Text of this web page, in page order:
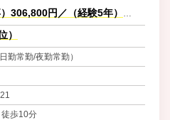
加も病院からの全面公費支援が有り
ます♪ 「お互い様」をモットーに、
子育て中の職員にも安心して子ども
を預けられる、院内24時間託児保
育・学童保育もあり、突然の子ども
し、働く看護職仲間がお互いに「支
える・支えられる」関係で安心して
働ける環境を作っております。
306,800円／（経験5年）
）
勤常勤/夜勤常勤）
歩10分